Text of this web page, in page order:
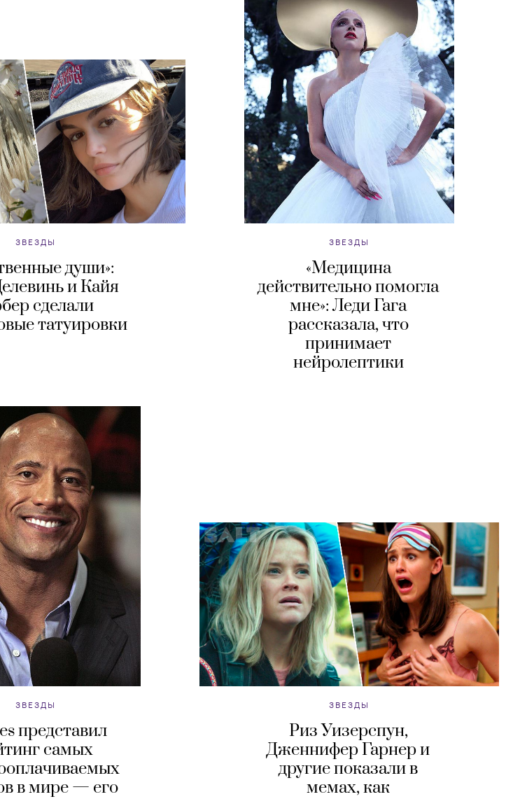
ЗВЕЗДЫ
души»:
и Кайя
сделали
татуировки
ЗВЕЗДЫ
«Медицина
действительно помогла
мне»: Леди Гага
рассказала, что
принимает
нейролептики
ЗВЕЗДЫ
представил
самых
в мире — его
ЗВЕЗДЫ
Риз Уизерспун,
Дженнифер Гарнер и
другие показали в
мемах, как